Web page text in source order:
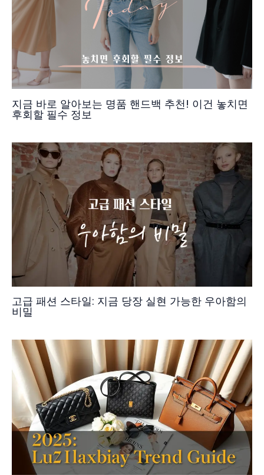
지금 바로 알아보는 명품 핸드백 추천! 이건 놓치면
후회할 필수 정보
고급 패션 스타일: 지금 당장 실현 가능한 우아함의
비밀